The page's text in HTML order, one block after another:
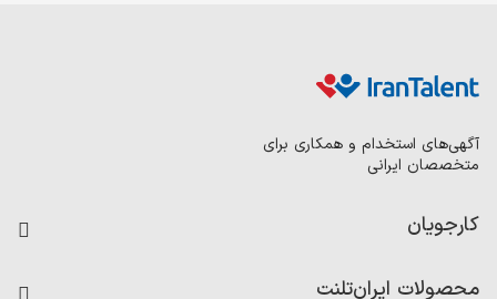
آگهی‌های استخدام و همکاری برای
متخصصان ایرانی
کارجویان
محصولات ایران‌تلنت